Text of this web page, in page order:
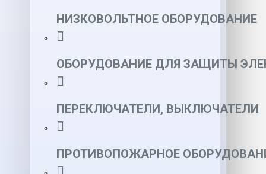
НИЗКОВОЛЬТНОЕ ОБОРУДОВАНИЕ
ОБОРУДОВАНИЕ ДЛЯ ЗАЩИТЫ
ПЕРЕКЛЮЧАТЕЛИ, ВЫКЛЮЧАТЕЛИ
ПРОТИВОПОЖАРНОЕ